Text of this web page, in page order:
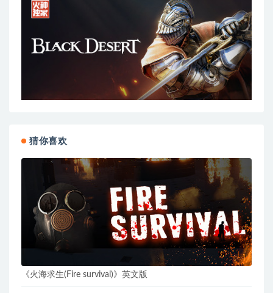
猜你喜欢
《火海求生(Fire survival)》英文版